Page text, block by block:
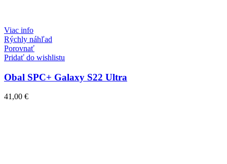
Viac info
Rýchly náhľad
Porovnať
Pridať do wishlistu
Obal SPC+ Galaxy S22 Ultra
41,00 €